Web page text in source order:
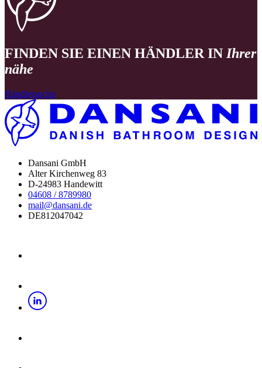
FINDEN SIE EINEN HÄNDLER IN Ihrer
nähe
Händlersuche
Dansani GmbH
Alter Kirchenweg 83
D-24983 Handewitt
04608 / 8789980
mail@dansani.de
DE812047042